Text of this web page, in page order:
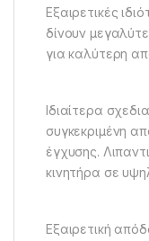
Εξαιρετικές
δίνουν
για καλύτερη
Ιδιαίτερα
συγκεκριμένη
έγχυσης.
κινητήρα σε
Εξαιρετική